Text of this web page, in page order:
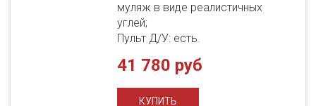
муляж в виде реалистичных
углей;
Пульт Д/У: есть.
41 780 руб